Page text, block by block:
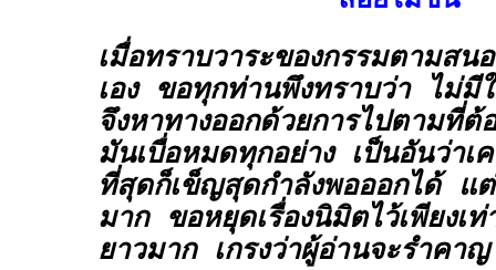
เมื่อทราบวาระของกรรมตามสน
เอง ขอทุกท่านพึงทราบว่า ไม่มี
จึงหาทางออกด้วยการไปตามที่ต้
มันเบื่อหมดทุกอย่าง เป็นอันว่าเ
ที่สุดก็เข็ญสุดกำลังพอออกได้ แ
มาก ขอหยุดเรื่องนิมิตไว้เพียงเท่
ยาวมาก เกรงว่าผู้อ่านจะรำคาญ